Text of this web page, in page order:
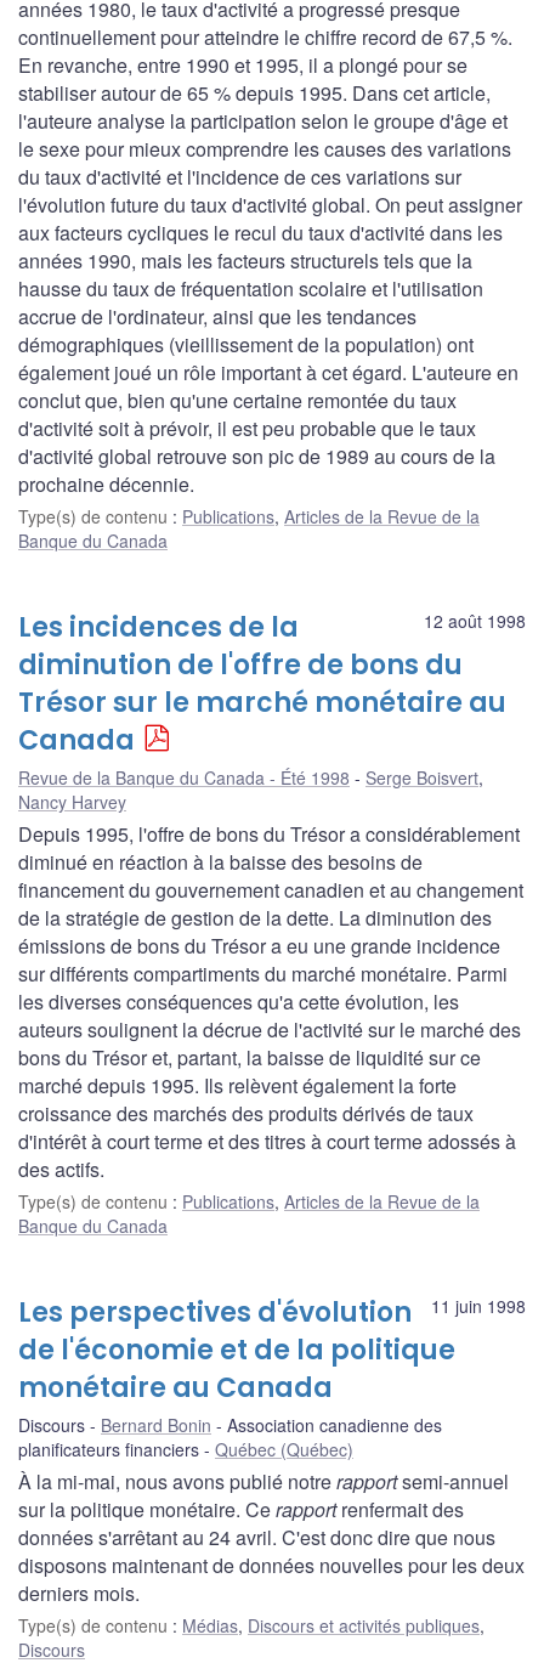
années 1980, le taux d'activité a progressé presque
continuellement pour atteindre le chiffre record de 67,5 %.
En revanche, entre 1990 et 1995, il a plongé pour se
stabiliser autour de 65 % depuis 1995. Dans cet article,
l'auteure analyse la participation selon le groupe d'âge et
le sexe pour mieux comprendre les causes des variations
du taux d'activité et l'incidence de ces variations sur
l'évolution future du taux d'activité global. On peut assigner
aux facteurs cycliques le recul du taux d'activité dans les
années 1990, mais les facteurs structurels tels que la
hausse du taux de fréquentation scolaire et l'utilisation
accrue de l'ordinateur, ainsi que les tendances
démographiques (vieillissement de la population) ont
également joué un rôle important à cet égard. L'auteure en
conclut que, bien qu'une certaine remontée du taux
d'activité soit à prévoir, il est peu probable que le taux
d'activité global retrouve son pic de 1989 au cours de la
prochaine décennie.
Type(s) de contenu : Publications, Articles de la Revue de la
Banque du Canada
12 août 1998
Les incidences de la
diminution de l'offre de bons du
Trésor sur le marché monétaire au
Canada
Revue de la Banque du Canada - Été 1998 Serge Boisvert,
Nancy Harvey
Depuis 1995, l'offre de bons du Trésor a considérablement
diminué en réaction à la baisse des besoins de
financement du gouvernement canadien et au changement
de la stratégie de gestion de la dette. La diminution des
émissions de bons du Trésor a eu une grande incidence
sur différents compartiments du marché monétaire. Parmi
les diverses conséquences qu'a cette évolution, les
auteurs soulignent la décrue de l'activité sur le marché des
bons du Trésor et, partant, la baisse de liquidité sur ce
marché depuis 1995. Ils relèvent également la forte
croissance des marchés des produits dérivés de taux
d'intérêt à court terme et des titres à court terme adossés à
des actifs.
Type(s) de contenu : Publications, Articles de la Revue de la
Banque du Canada
11 juin 1998
Les perspectives d'évolution
de l'économie et de la politique
monétaire au Canada
Discours Bernard Bonin
Association canadienne des
planificateurs financiers
Québec (Québec)
À la mi-mai, nous avons publié notrerapportsemi-annuel
sur la politique monétaire. Cerapportrenfermait des
données s'arrêtant au 24 avril. C'est donc dire que nous
disposons maintenant de données nouvelles pour les deux
derniers mois.
Type(s) de contenu : Médias, Discours et activités publiques,
Discours